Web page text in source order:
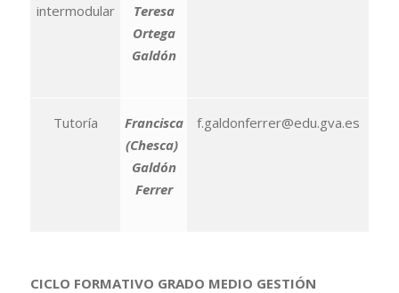
intermodular
Teresa
Ortega
Galdón
Tutoría
Francisca
(Chesca)
Galdón
Ferrer
f.galdonferrer@edu.gva.es
CICLO FORMATIVO GRADO MEDIO GESTIÓN